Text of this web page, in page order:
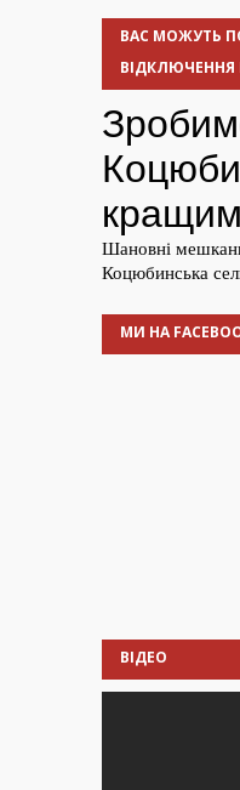
ВАС МОЖУТЬ
ВІДКЛЮЧЕННЯ
МИ НА
ВІДЕО